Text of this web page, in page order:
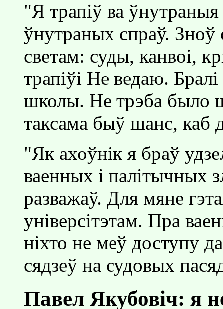
"Я трапiў ва
ўнутраных спраў.
светам: суды, канвоi,
трапiўi Не ведаю. Бралi
школы. Не трэба было
таксама быў шанс, каб
"Як ахоўнiк я браў
ваенных i палiтычных
разважаў. Для мяне
унiверсiтэтам. Пра
нiхто не меў доступу
сядзеў на судовых
Павел Якубовiч: я